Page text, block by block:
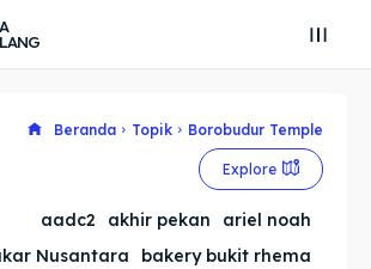
Cari
Cari
our destinations
our destinations
Beranda Topik Borobudur Temple
Explore
aadc2 akhir pekan
ariel noah
Nusantara
bakery bukit rhema